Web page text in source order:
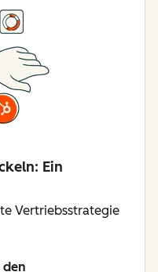
Ein
Vertriebsstrategie
den